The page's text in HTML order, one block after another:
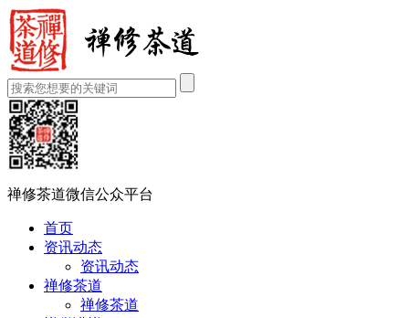
禅修茶道微信公众平台
首页
资讯动态
资讯动态
禅修茶道
禅修茶道